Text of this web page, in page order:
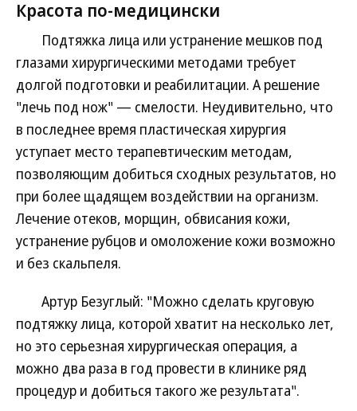
Красота по-медицински
Подтяжка лица или устранение мешков под
глазами хирургическими методами требует
долгой подготовки и реабилитации. А решение
"лечь под нож" — смелости. Неудивительно, что
в последнее время пластическая хирургия
уступает место терапевтическим методам,
позволяющим добиться сходных результатов, но
при более щадящем воздействии на организм.
Лечение отеков, морщин, обвисания кожи,
устранение рубцов и омоложение кожи возможно
и без скальпеля.
Артур Безуглый: "Можно сделать круговую
подтяжку лица, которой хватит на несколько лет,
но это серьезная хирургическая операция, а
можно два раза в год провести в клинике ряд
процедур и добиться такого же результата".